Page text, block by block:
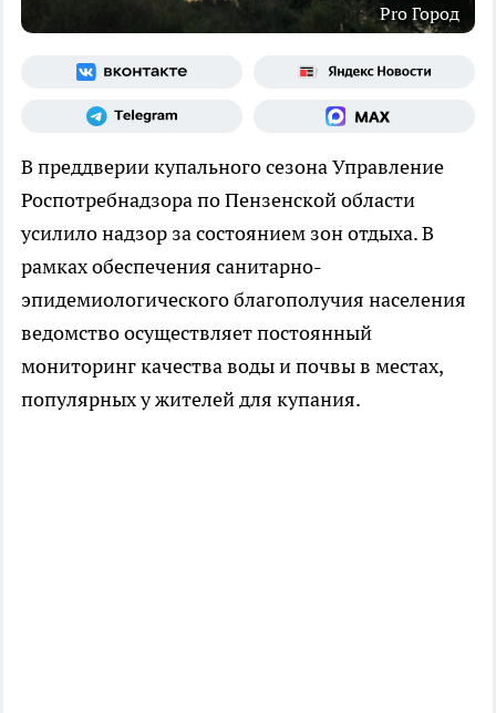
Pro Город
В преддверии купального сезона Управление
Роспотребнадзора по Пензенской области
усилило надзор за состоянием зон отдыха. В
рамках обеспечения санитарно-
эпидемиологического благополучия населения
ведомство осуществляет постоянный
мониторинг качества воды и почвы в местах,
популярных у жителей для купания.